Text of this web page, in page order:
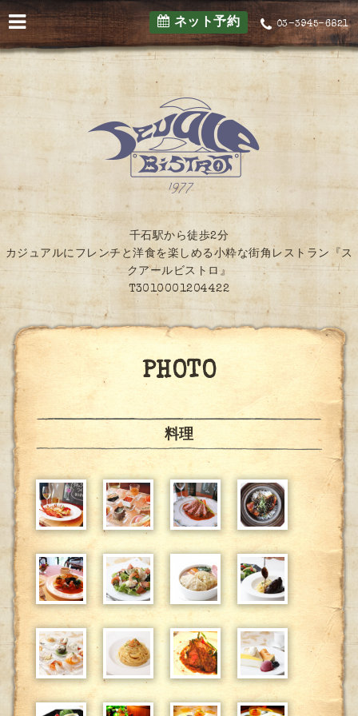
ネット予約 03-3945-6821
千石駅から徒歩2分
カジュアルにフレンチと洋食を楽しめる小粋な街角レストラン『ス
クアールビストロ』
T3010001204422
PHOTO
料理